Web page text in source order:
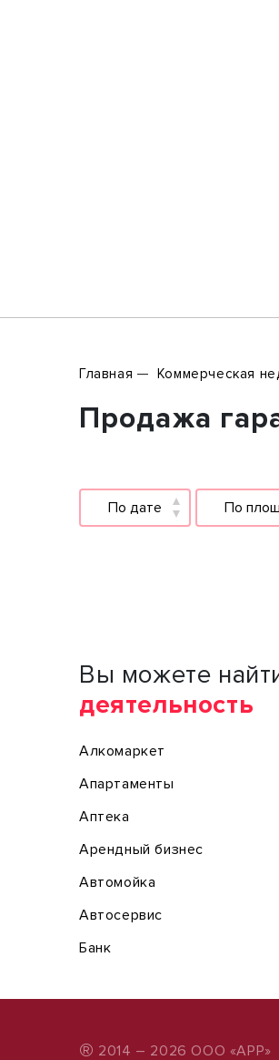
Главная Коммерческая
Продажа
По дате По
Вы можете
деятельность
Алкомаркет
Апартаменты
Аптека
Арендный бизнес
Автомойка
Автосервис
Банк
2014 – 2026 ООО «АРР»